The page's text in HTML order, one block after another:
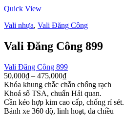
chọn
có
trên
trang
sản
phẩm
Quick View
Vali nhựa, Vali Đăng Công
Vali Đăng Công 899
Vali Đăng Công 899
50,000₫ – 475,000₫Khoảng
giá:
từ
50,000₫
đến
Khóa khung chắc chắn chống rạch
Khoá số TSA, chuẩn Hải quan.
Cần kéo hợp kim cao cấp, chống rỉ sét.
Bánh xe 360 độ, linh hoạt, đa chiều